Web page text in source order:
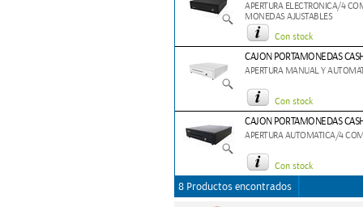
APERTURA ELECTRONICA/4
MONEDAS AJUSTABLES
Con stock
CAJON PORTAMONEDAS
APERTURA MANUAL Y
Con stock
CAJON PORTAMONEDAS
APERTURA AUTOMATICA/4
Con stock
8 Productos encontrados